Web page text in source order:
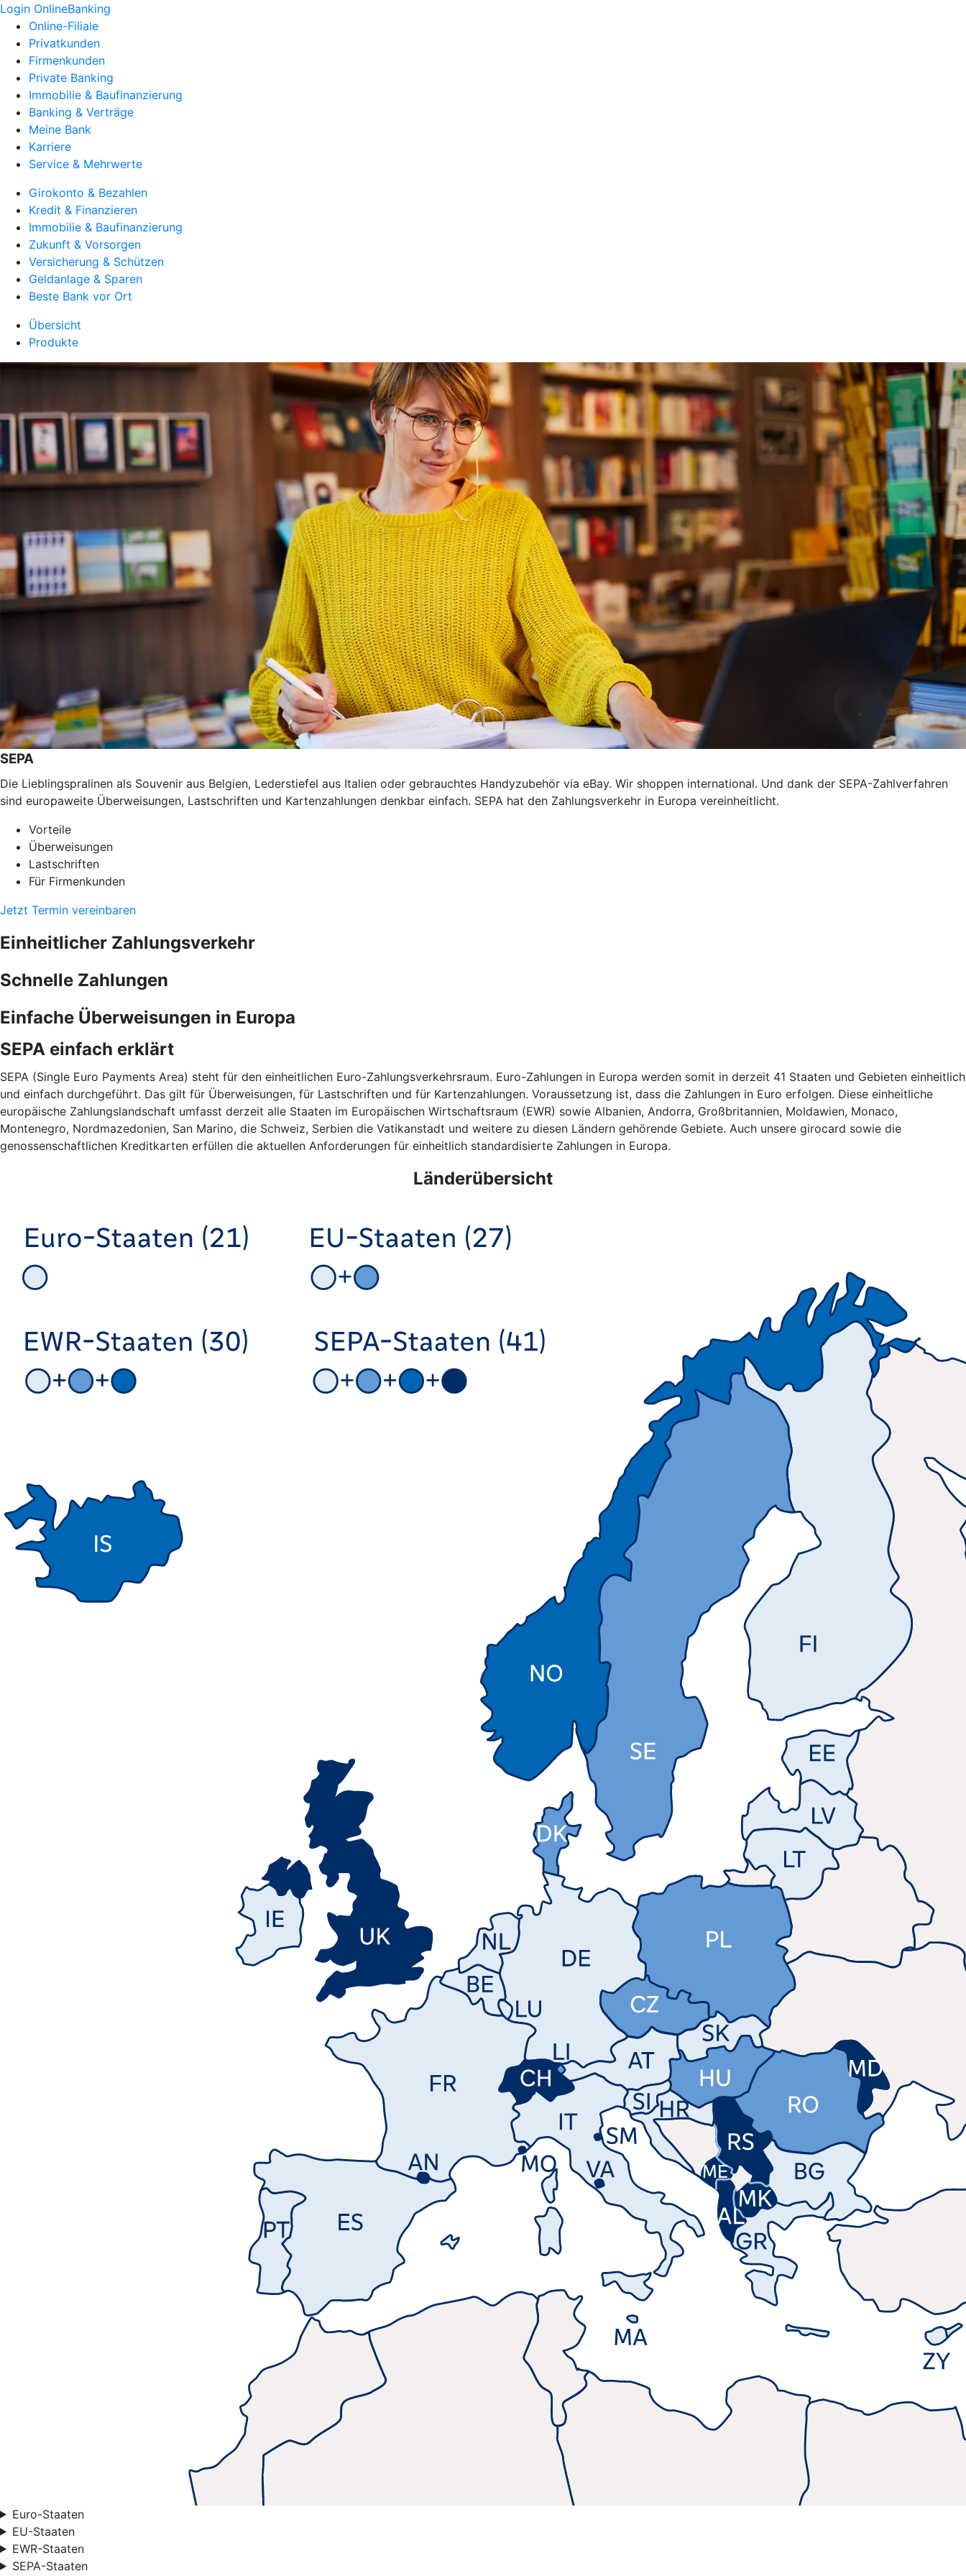
Login OnlineBanking
Online-Filiale
Privatkunden
Firmenkunden
Private Banking
Immobilie & Baufinanzierung
Banking & Verträge
Meine Bank
Karriere
Service & Mehrwerte
Girokonto & Bezahlen
Kredit & Finanzieren
Immobilie & Baufinanzierung
Zukunft & Vorsorgen
Versicherung & Schützen
Geldanlage & Sparen
Beste Bank vor Ort
Übersicht
Produkte
SEPA
Die Lieblingspralinen als Souvenir aus Belgien, Lederstiefel aus Italien oder gebrauchtes Handyzubehör via eBay. Wir shoppen international. Und dank der SEPA-Zahlverfahren
sind europaweite Überweisungen, Lastschriften und Kartenzahlungen denkbar einfach. SEPA hat den Zahlungsverkehr in Europa vereinheitlicht.
Vorteile
Überweisungen
Lastschriften
Für Firmenkunden
Jetzt Termin vereinbaren
Einheitlicher Zahlungsverkehr
Schnelle Zahlungen
Einfache Überweisungen in Europa
SEPA einfach erklärt
SEPA (Single Euro Payments Area) steht für den einheitlichen Euro-Zahlungsverkehrsraum. Euro-Zahlungen in Europa werden somit in derzeit 41 Staaten und Gebieten einheitlich
und einfach durchgeführt. Das gilt für Überweisungen, für Lastschriften und für Kartenzahlungen. Voraussetzung ist, dass die Zahlungen in Euro erfolgen. Diese einheitliche
europäische Zahlungslandschaft umfasst derzeit alle Staaten im Europäischen Wirtschaftsraum (EWR) sowie Albanien, Andorra, Großbritannien, Moldawien, Monaco,
Montenegro, Nordmazedonien, San Marino, die Schweiz, Serbien die Vatikanstadt und weitere zu diesen Ländern gehörende Gebiete. Auch unsere girocard sowie die
genossenschaftlichen Kreditkarten erfüllen die aktuellen Anforderungen für einheitlich standardisierte Zahlungen in Europa.
Länderübersicht
Euro-Staaten
EU-Staaten
EWR-Staaten
SEPA-Staaten